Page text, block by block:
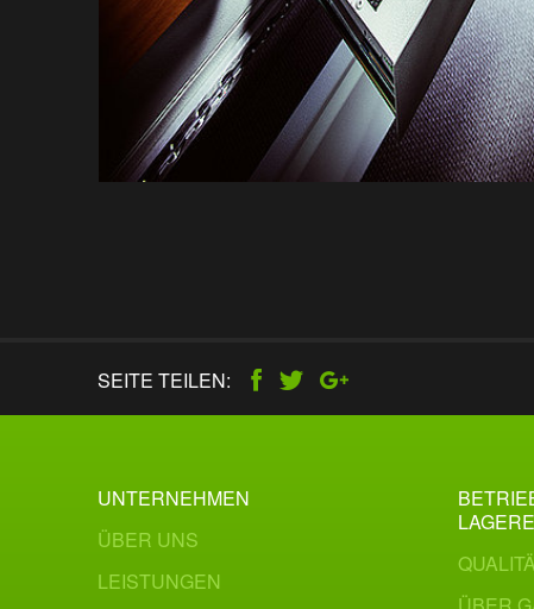
SEITE TEILEN:
UNTERNEHMEN
ÜBER UNS
LEISTUNGEN